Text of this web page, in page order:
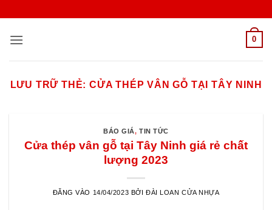
nội
0
LƯU TRỮ THẺ: CỬA THÉP VÂN GỖ TẠI TÂY NINH
BÁO GIÁ,TIN TỨC
Cửa thép vân gỗ tại Tây Ninh giá rẻ chất
lượng 2023
ĐĂNG VÀO 14/04/2023 BỞI ĐÀI LOAN CỬA NHỰA